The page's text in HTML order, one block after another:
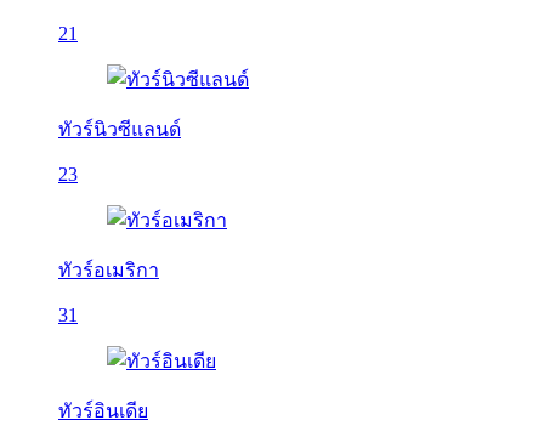
21
ทัวร์นิวซีแลนด์
23
ทัวร์อเมริกา
31
ทัวร์อินเดีย